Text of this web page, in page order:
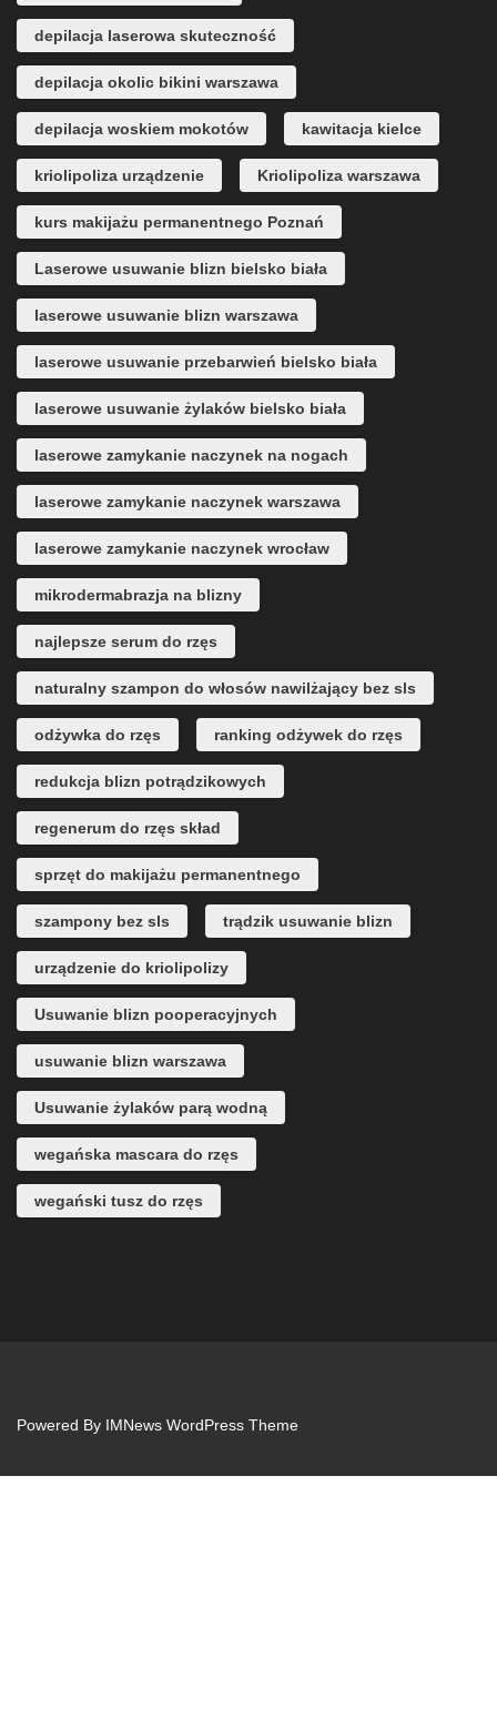
depilacja laserowa skuteczność
depilacja okolic bikini warszawa
depilacja woskiem mokotów kawitacja kielce
kriolipoliza urządzenie Kriolipoliza warszawa
kurs makijażu permanentnego Poznań
Laserowe usuwanie blizn bielsko biała
laserowe usuwanie blizn warszawa
laserowe usuwanie przebarwień bielsko biała
laserowe usuwanie żylaków bielsko biała
laserowe zamykanie naczynek na nogach
laserowe zamykanie naczynek warszawa
laserowe zamykanie naczynek wrocław
mikrodermabrazja na blizny
najlepsze serum do rzęs
naturalny szampon do włosów nawilżający bez sls
odżywka do rzęs ranking odżywek do rzęs
redukcja blizn potrądzikowych
regenerum do rzęs skład
sprzęt do makijażu permanentnego
szampony bez sls trądzik usuwanie blizn
urządzenie do kriolipolizy
Usuwanie blizn pooperacyjnych
usuwanie blizn warszawa
Usuwanie żylaków parą wodną
wegańska mascara do rzęs
wegański tusz do rzęs
Powered By IMNews WordPress Theme